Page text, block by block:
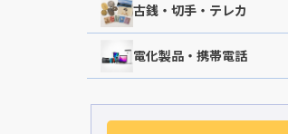
古銭・切手・テレカ
電化製品・携帯電話